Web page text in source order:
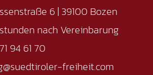
6 | 39100 Bozen
nach Vereinbarung
94 61 70
freiheit.com